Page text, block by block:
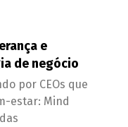
e
de negócio
por CEOs que
estar: Mind